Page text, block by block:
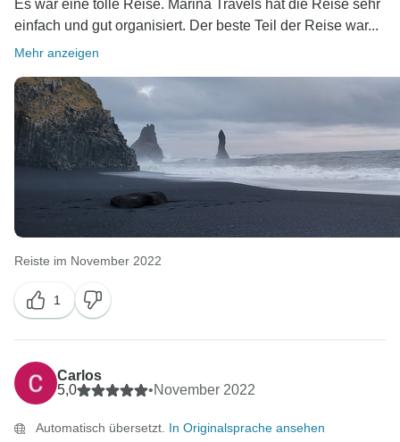
Es war eine tolle Reise. Marina Travels hat die Reise sehr
einfach und gut organisiert. Der beste Teil der Reise war...
Mehr anzeigen
Reiste im November 2022
1
Carlos
5,0
•November 2022
Automatisch übersetzt. In Originalsprache ansehen